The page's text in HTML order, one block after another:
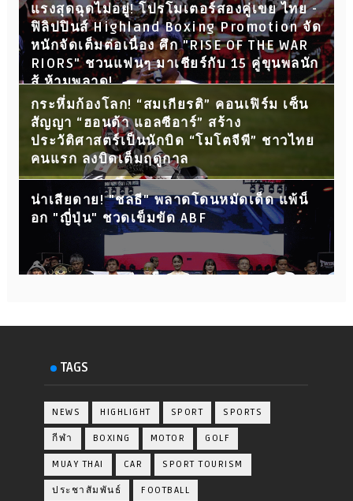
แรงสุดฉุดไม่อยู่! โปรโมเตอร์สองคู่เขย ไทย -
ฟิลิปปินส์ Highland Boxing Promotion จัด
หนักจัดเต็มต่อเนื่อง ศึก "RISE OF THE WAR
RIORS" ชวนแฟนๆ มาเชียร์กับ 15 คู่ขุนพลนัก
สู้ ห้ามพลาด!
กระหึ่มก้องโลก! “สมเกียรติ” คอนเฟิร์ม เซ็น
สัญญา “ฮอนด้า แอลซีอาร์” สร้าง
ประวัติศาสตร์เป็นนักบิด “โมโตจีพี” ชาวไทย
คนแรก ลงบิดเต็มฤดูกาล
น่าเสียดาย! "ชลธี" พลาดโดนหมัดเด็ด แพ้น็
อก "ญี่ปุ่น" ชวดเข็มขัด ABF
TAGS
NEWS HIGHLIGHT SPORT SPORTS
กีฬา BOXING MOTOR GOLF
MUAY THAI CAR SPORT TOURISM
ประชาสัมพันธ์ FOOTBALL